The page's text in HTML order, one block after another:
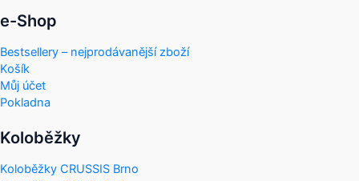
e-Shop
Bestsellery – nejprodávanější zboží
Košík
Můj účet
Pokladna
Koloběžky
Koloběžky CRUSSIS Brno